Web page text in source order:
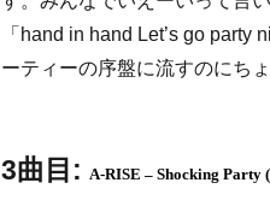
「 hand in hand Let’s go party
ーティーの序盤に流すのにち
3曲目: A-RISE – Shocking